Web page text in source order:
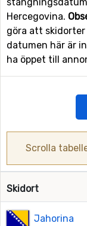
Hercegovina.
göra att
datumen här är
ha öppet till
Scrolla
Skidort
Jahorina